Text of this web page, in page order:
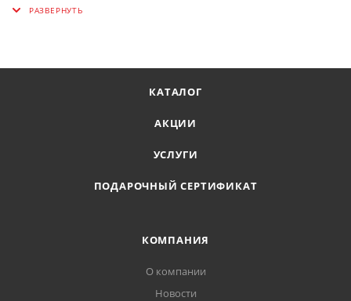
КАТАЛОГ
АКЦИИ
УСЛУГИ
ПОДАРОЧНЫЙ СЕРТИФИКАТ
КОМПАНИЯ
О компании
Новости